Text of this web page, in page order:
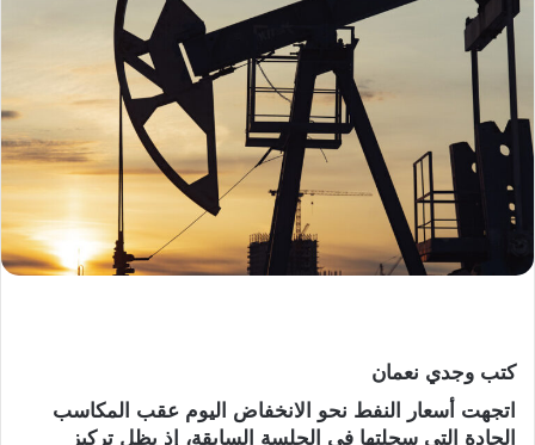
كتب وجدي نعمان
اتجهت أسعار النفط نحو الانخفاض اليوم عقب المكاسب
الحادة التي سجلتها في الجلسة السابقة، إذ يظل تركيز